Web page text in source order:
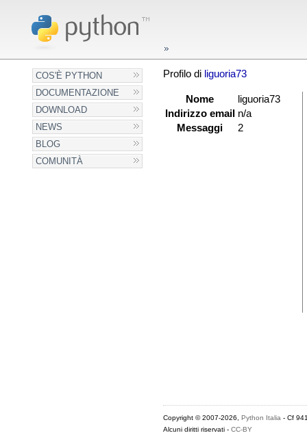
COS'È PYTHON
DOCUMENTAZIONE
DOWNLOAD
NEWS
BLOG
COMUNITÀ
Profilo di liguoria73
Nome
liguoria73
Indirizzo email n/a
Messaggi
2
Copyright © 2007-2026, Python Italia - Cf
Alcuni diritti riservati - CC-BY